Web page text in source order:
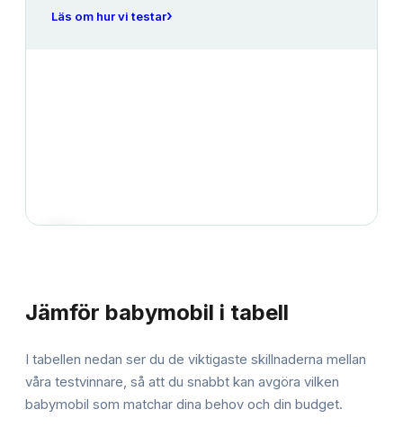
Läs om hur vi testar›
Jämför babymobil i tabell
I tabellen nedan ser du de viktigaste skillnaderna mellan
våra testvinnare, så att du snabbt kan avgöra vilken
babymobil som matchar dina behov och din budget.